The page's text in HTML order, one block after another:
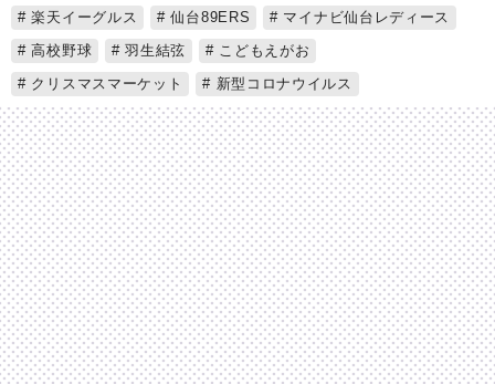
楽天イーグルス
仙台89ERS
マイナビ仙台レディース
高校野球
羽生結弦
こどもえがお
クリスマスマーケット
新型コロナウイルス